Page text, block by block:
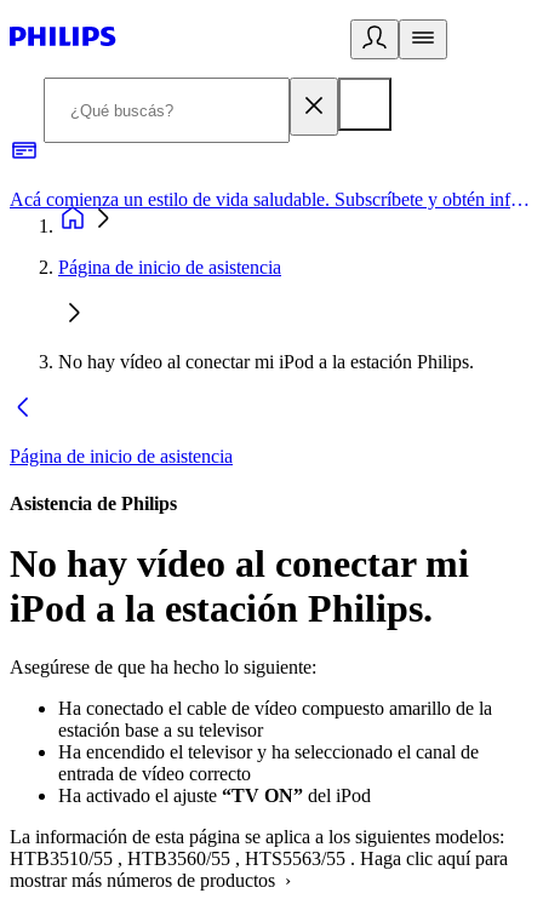
Acá comienza un estilo de vida saludable. Subscríbete y obtén información de primera mano
Página de inicio de asistencia
No hay vídeo al conectar mi iPod a la estación Philips.
Página de inicio de asistencia
Asistencia de Philips
No hay vídeo al conectar mi
iPod a la estación Philips.
Asegúrese de que ha hecho lo siguiente:
Ha conectado el cable de vídeo compuesto amarillo de la
estación base a su televisor
Ha encendido el televisor y ha seleccionado el canal de
entrada de vídeo correcto
Ha activado el ajuste “TV ON” del iPod
La información de esta página se aplica a los siguientes modelos:
HTB3510/55 , HTB3560/55 , HTS5563/55 . Haga clic aquí para
mostrar más números de productos ›